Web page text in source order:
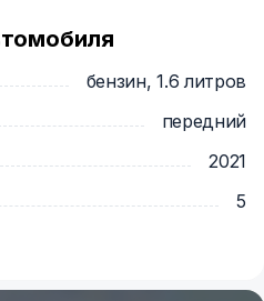
бензин, 1.6 литров
передний
2021
5